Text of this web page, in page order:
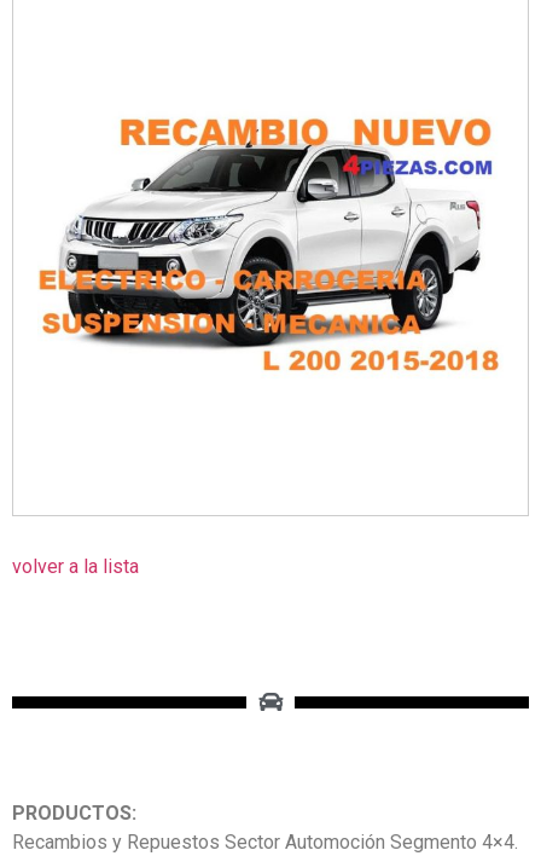
volver a la lista
PRODUCTOS:
Recambios y Repuestos Sector Automoción Segmento 4×4.